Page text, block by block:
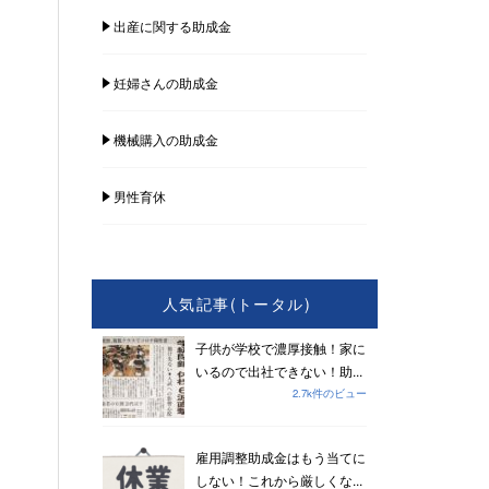
出産に関する助成金
妊婦さんの助成金
機械購入の助成金
男性育休
人気記事(トータル)
子供が学校で濃厚接触！家に
いるので出社できない！助...
2.7k件のビュー
雇用調整助成金はもう当てに
しない！これから厳しくな...